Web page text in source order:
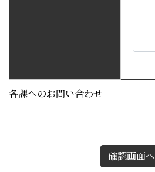
各課へのお問い合わせ
確認画面へ